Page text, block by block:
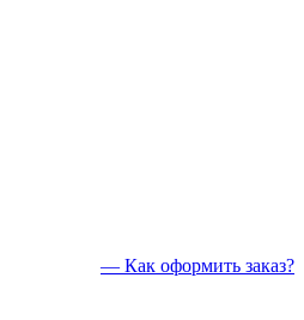
— Как оформить заказ?